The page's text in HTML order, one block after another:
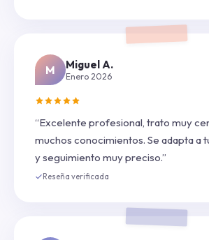
M Miguel A.
Enero 2026
“Excelente profesional, trato muy
muchos conocimientos. Se adapta a
y seguimiento muy preciso.”
Reseña verificada